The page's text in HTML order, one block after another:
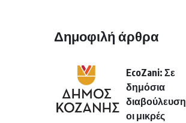
Δημοφιλή άρθρα
EcoZani: Σε
δημόσια
διαβούλευση
οι μικρές